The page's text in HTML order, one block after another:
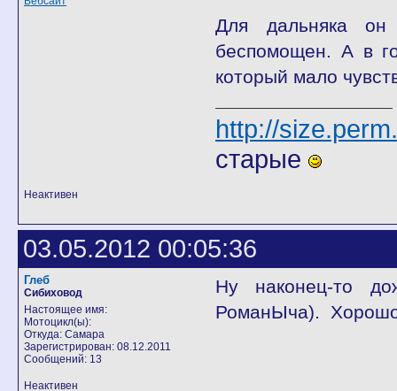
Для дальняка он
беспомощен. А в
который мало
http://
старые
Неактивен
03.05.2012 00:05:36
Глеб
Сибиховод
Настоящее имя:
Мотоцикл(ы):
Откуда: Самара
Зарегистрирован: 08.12.2011
Сообщений: 13
Ну наконец-то
РоманЫча). Хорошо
Неактивен